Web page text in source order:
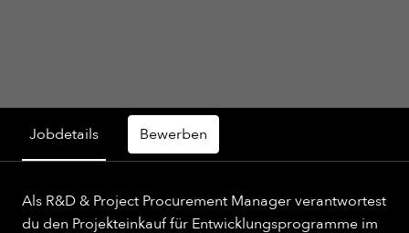
Jobdetails Bewerben
Als R&D & Project Procurement Manager verantwortest
du den Projekteinkauf für Entwicklungsprogramme im